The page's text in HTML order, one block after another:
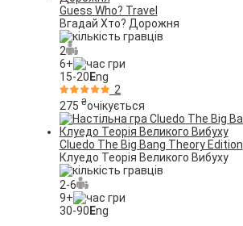
Guess Who? Travel
Вгадай Хто? Дорожня
2
6+
15-20 Eng
2
275 ₴очікується
Cluedo The Big Bang Theory Edition
Клуедо Теорія Великого Вибуху
2-6
9+
30-90Eng